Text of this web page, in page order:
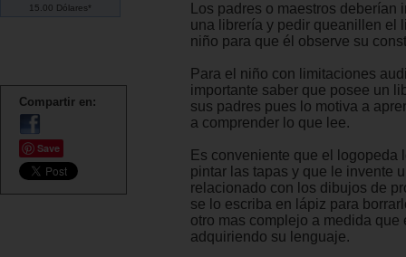
15.00 Dólares*
Compartir en:
Save
Los padres o maestros deberían
una librería y pedir queanillen el
niño para que él observe su
Para el niño con limitaciones
importante saber que posee un
sus padres pues lo motiva a
a comprender lo que lee.
Es conveniente que el logopeda
pintar las tapas y que le invente
relacionado con los dibujos de
se lo escriba en lápiz para
otro mas complejo a medida que
adquiriendo su lenguaje.